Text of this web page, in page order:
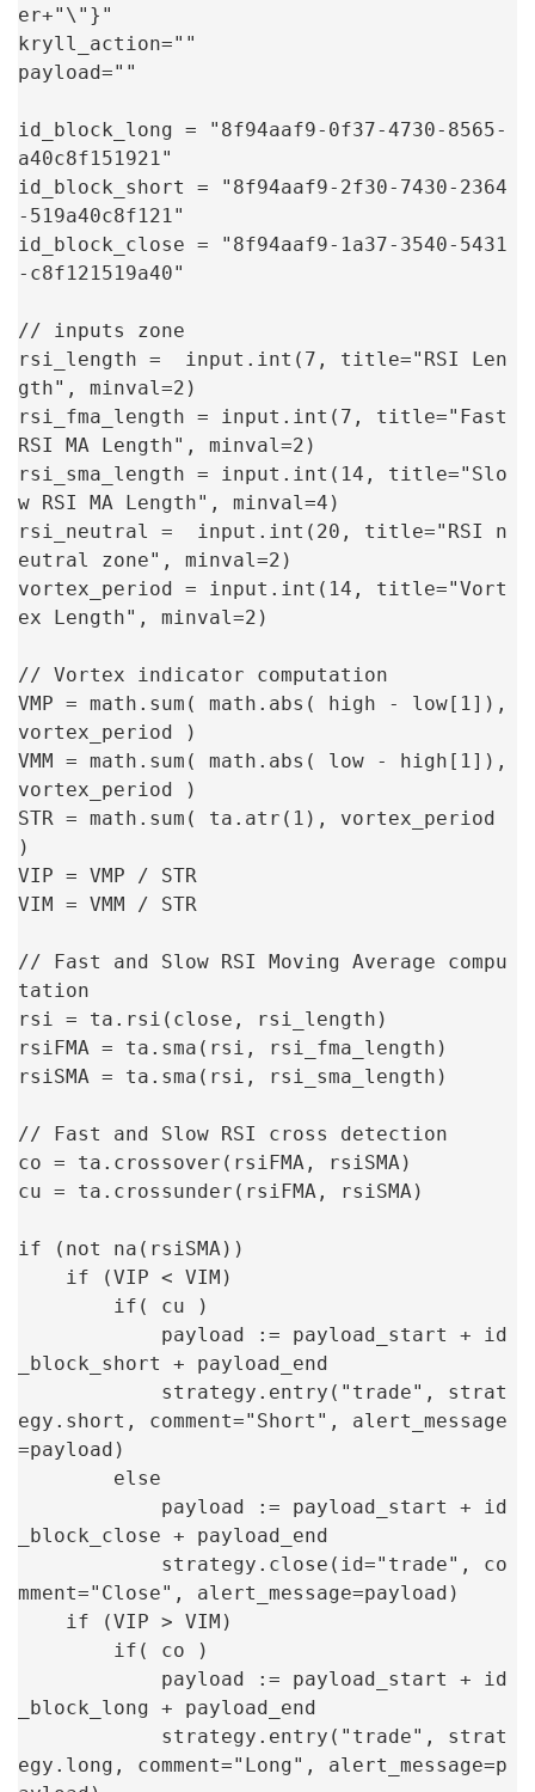
er+"\"}"
kryll_action=""
payload=""
id_block_long = "8f94aaf9-0f37-4730-8565-
a40c8f151921"
id_block_short = "8f94aaf9-2f30-7430-2364
-519a40c8f121"
id_block_close = "8f94aaf9-1a37-3540-5431
-c8f121519a40"
// inputs zone
rsi_length =  input.int(7, title="RSI Len
gth", minval=2)
rsi_fma_length = input.int(7, title="Fast
RSI MA Length", minval=2)
rsi_sma_length = input.int(14, title="Slo
w RSI MA Length", minval=4)
rsi_neutral =  input.int(20, title="RSI n
eutral zone", minval=2)
vortex_period = input.int(14, title="Vort
ex Length", minval=2)
// Vortex indicator computation
VMP = math.sum( math.abs( high - low[1]),
vortex_period )
VMM = math.sum( math.abs( low - high[1]),
vortex_period )
STR = math.sum( ta.atr(1), vortex_period
)
VIP = VMP / STR
VIM = VMM / STR
// Fast and Slow RSI Moving Average compu
tation
rsi = ta.rsi(close, rsi_length)
rsiFMA = ta.sma(rsi, rsi_fma_length)
rsiSMA = ta.sma(rsi, rsi_sma_length)
// Fast and Slow RSI cross detection
co = ta.crossover(rsiFMA, rsiSMA)
cu = ta.crossunder(rsiFMA, rsiSMA)
if (not na(rsiSMA))
_block_short + payload_end
egy.short, comment="Short", alert_message
=payload)
_block_close + payload_end
mment="Close", alert_message=payload)
_block_long + payload_end
egy.long, comment="Long", alert_message=p